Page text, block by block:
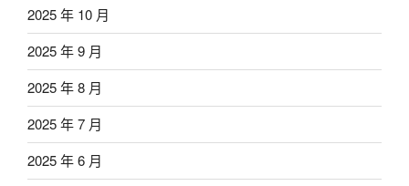
2025 年 10 月
2025 年 9 月
2025 年 8 月
2025 年 7 月
2025 年 6 月